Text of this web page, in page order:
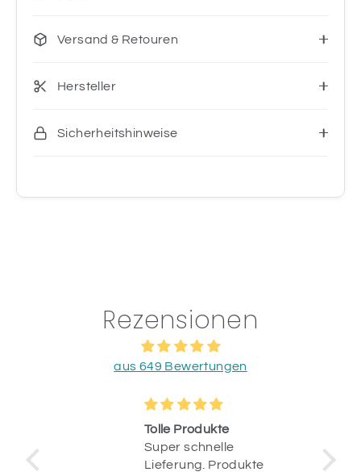
Versand & Retouren
Hersteller
Sicherheitshinweise
Rezensionen
aus 649 Bewertungen
Tolle Produkte
Super schnelle
Lieferung. Produkte